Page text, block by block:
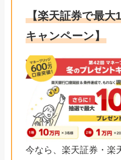
【楽天証券で最大
キャンペーン】
今なら、楽天証券・楽